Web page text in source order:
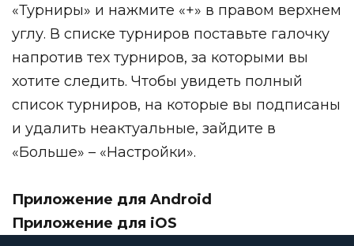
«Турниры» и нажмите «+» в правом верхнем
углу. В списке турниров поставьте галочку
напротив тех турниров, за которыми вы
хотите следить. Чтобы увидеть полный
список турниров, на которые вы подписаны
и удалить неактуальные, зайдите в
«Больше» – «Настройки».
Приложение для Android
Приложение для iOS